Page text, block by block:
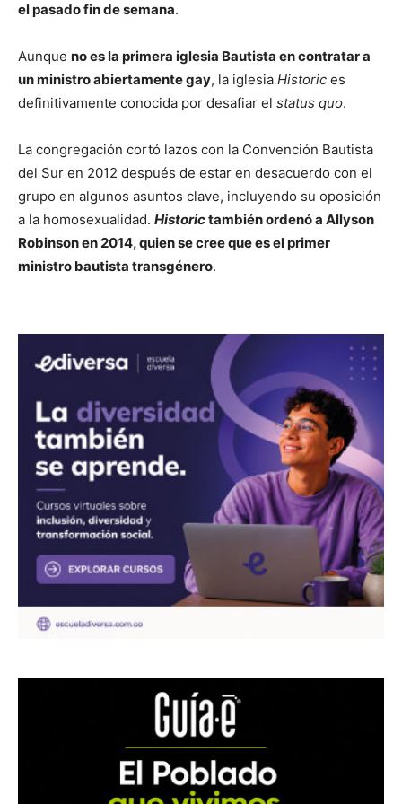
el pasado fin de semana.
Aunque no es la primera iglesia Bautista en contratar a
un ministro abiertamente gay, la iglesia Historic es
definitivamente conocida por desafiar el status quo.
La congregación cortó lazos con la Convención Bautista
del Sur en 2012 después de estar en desacuerdo con el
grupo en algunos asuntos clave, incluyendo su oposición
a la homosexualidad. Historictambién ordenó a Allyson
Robinson en 2014, quien se cree que es el primer
ministro bautista transgénero.